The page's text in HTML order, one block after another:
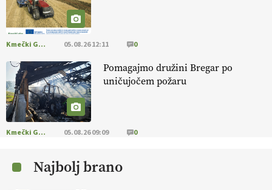
EKOloško = logično: ekološka kmetija
FREŠER
KMETIJSKA LIGA PRVAKOV: POMLADITEV
KMETIJSKE EKIPE
KMETIJSKA LIGA PRVAKOV: UKRAJINA vs.
EVROPA
EKOloško = logično: ekološka kmetija
Kmečki Glas 05.08.26 12:11 0
Pomagajmo družini Bregar po
uničujočem požaru
Kmečki Glas 05.08.26 09:09 0
Najbolj brano